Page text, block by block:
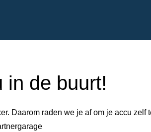
in de buurt!
Daarom raden we je af om je accu zelf